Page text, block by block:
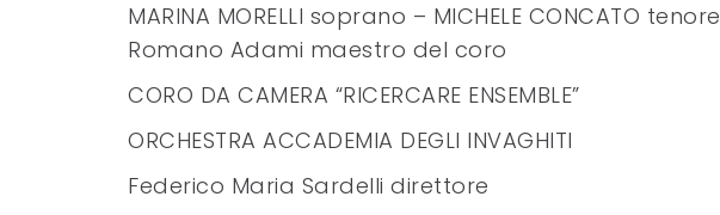
MARINA MORELLI soprano – MICHELE CONCATO tenore
Romano Adami maestro del coro
CORO DA CAMERA “RICERCARE ENSEMBLE”
ORCHESTRA ACCADEMIA DEGLI INVAGHITI
Federico Maria Sardelli direttore